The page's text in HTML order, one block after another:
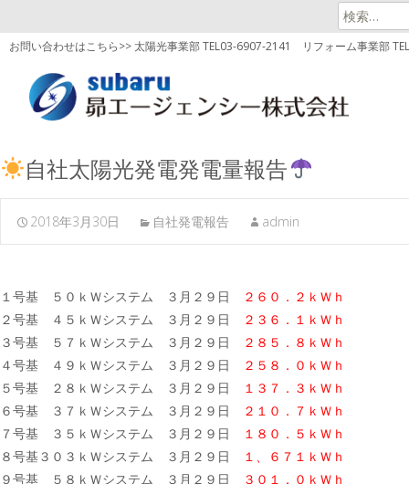
検
索:
お問い合わせはこちら>> 太陽光事業部 TEL03-6907-2141 リフォーム事業部
自社太陽光発電発電量報告
2018年3月30日 自社発電報告 admin
１号基 ５０ｋＷシステム ３月２９日
２６０．２ｋＷｈ
２号基 ４５ｋＷシステム ３月２９日
２３６．１ｋＷｈ
３号基 ５７ｋＷシステム ３月２９日
２８５．８ｋＷｈ
４号基 ４９ｋＷシステム ３月２９日
２５８．０ｋＷｈ
５号基 ２８ｋＷシステム ３月２９日
１３７．３ｋＷｈ
６号基 ３７ｋＷシステム ３月２９日
２１０．７ｋＷｈ
７号基 ３５ｋＷシステム ３月２９日
１８０．５ｋＷｈ
８号基３０３ｋＷシステム ３月２９日
１、６７１ｋＷｈ
９号基 ５８ｋＷシステム ３月２９日
３０１．０ｋＷｈ